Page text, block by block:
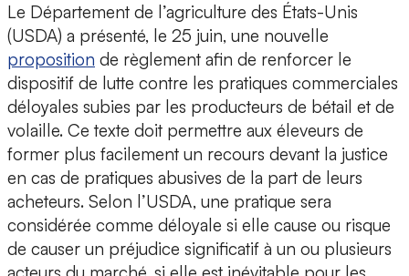
Le Département de l’agriculture des États-Unis
(USDA) a présenté, le 25 juin, une nouvelle
proposition de règlement afin de renforcer le
dispositif de lutte contre les pratiques commerciales
déloyales subies par les producteurs de bétail et de
volaille. Ce texte doit permettre aux éleveurs de
former plus facilement un recours devant la justice
en cas de pratiques abusives de la part de leurs
acheteurs. Selon l’USDA, une pratique sera
considérée comme déloyale si elle cause ou risque
de causer un préjudice significatif à un ou plusieurs